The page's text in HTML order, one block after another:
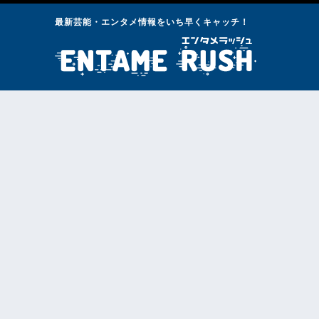
最新芸能・エンタメ情報をいち早くキャッチ！